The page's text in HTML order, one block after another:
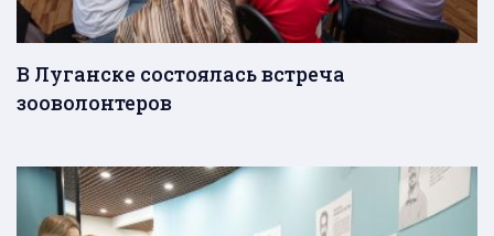
В Луганске состоялась встреча
зооволонтеров